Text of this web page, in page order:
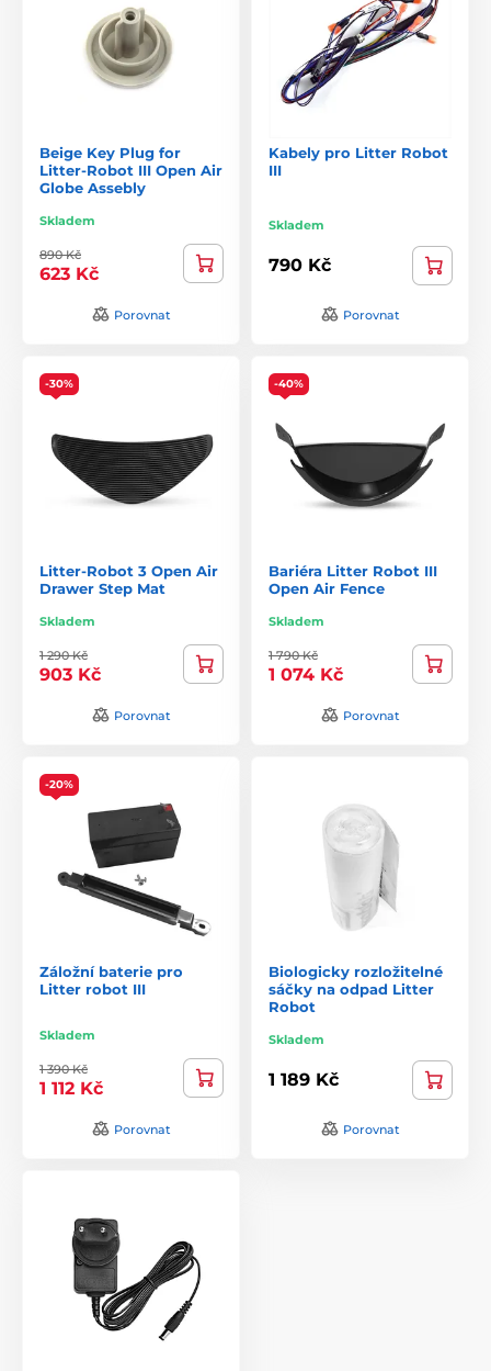
Beige Key Plug for
Litter-Robot III Open Air
Globe Assebly
Skladem
890 Kč
623 Kč
Porovnat
Kabely pro Litter Robot
III
Skladem
790 Kč
Porovnat
-30%
Litter-Robot 3 Open Air
Drawer Step Mat
Skladem
1 290 Kč
903 Kč
Porovnat
-40%
Bariéra Litter Robot III
Open Air Fence
Skladem
1 790 Kč
1 074 Kč
Porovnat
-20%
Záložní baterie pro
Litter robot III
Skladem
1 390 Kč
1 112 Kč
Porovnat
Biologicky rozložitelné
sáčky na odpad Litter
Robot
Skladem
1 189 Kč
Porovnat